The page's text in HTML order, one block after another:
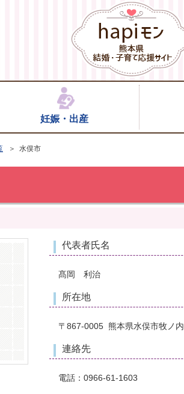
妊娠・出産
＞ 水俣市
代表者氏名
髙岡 利治
所在地
〒867-0005 熊本県水俣市牧ノ
連絡先
電話：0966-61-1603